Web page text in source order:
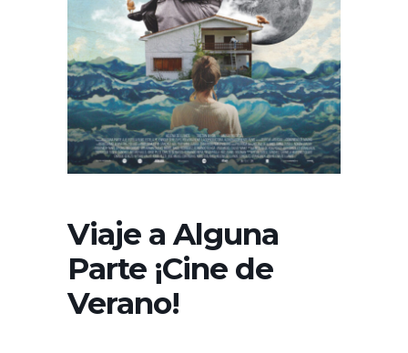
Viaje a Alguna
Parte ¡Cine de
Verano!